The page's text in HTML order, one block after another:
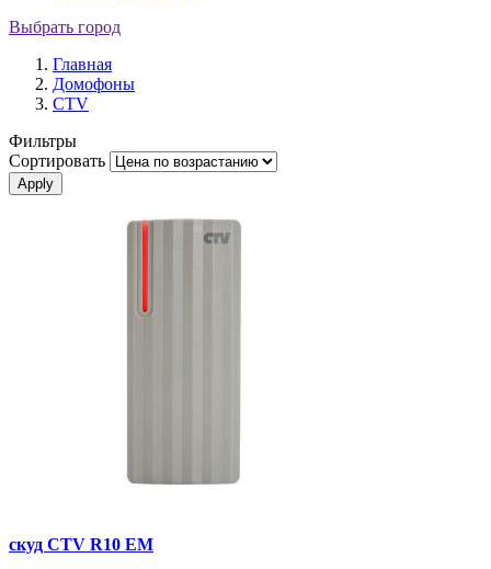
Выбрать город
Главная
Домофоны
CTV
Фильтры
Сортировать
скуд CTV R10 EM